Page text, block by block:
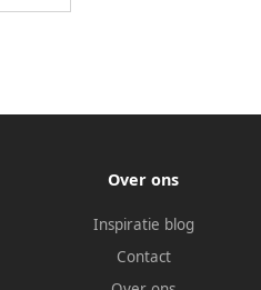
Over ons
Inspiratie blog
Contact